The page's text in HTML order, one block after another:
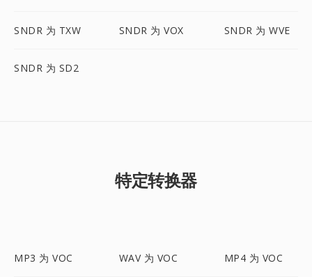
SNDR 为 TXW SNDR 为 VOX SNDR 为 WVE
SNDR 为 SD2
特定转换器
MP3 为 VOC WAV 为 VOC MP4 为 VOC